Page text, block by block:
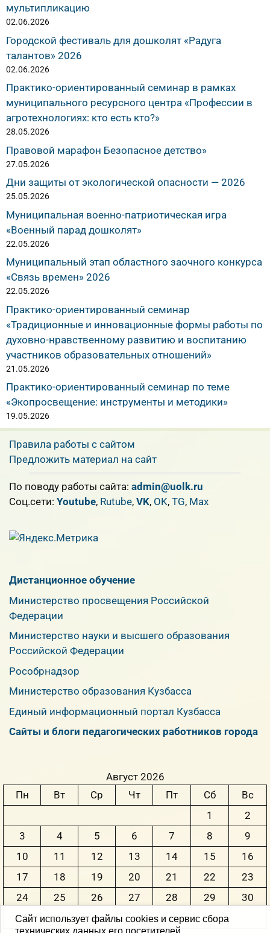
мультипликацию
02.06.2026
Городской фестиваль для дошколят «Радуга
талантов» 2026
02.06.2026
Практико-ориентированный семинар в рамках
муниципального ресурсного центра «Профессии в
агротехнологиях: кто есть кто?»
28.05.2026
Правовой марафон Безопасное детство»
27.05.2026
Дни защиты от экологической опасности — 2026
25.05.2026
Муниципальная военно-патриотическая игра
«Военный парад дошколят»
22.05.2026
Муниципальный этап областного заочного конкурса
«Связь времен» 2026
22.05.2026
Практико-ориентированный семинар
«Традиционные и инновационные формы работы по
духовно-нравственному развитию и воспитанию
участников образовательных отношений»
21.05.2026
Практико-ориентированный семинар по теме
«Экопросвещение: инструменты и методики»
19.05.2026
Правила работы с сайтом
Предложить материал на сайт
По поводу работы сайта: admin@uolk.ru
Cоц.сети: Youtube, Rutube, VK, OK, TG, Max
Дистанционное обучение
Министерство просвещения Российской
Федерации
Министерство науки и высшего образования
Российской Федерации
Рособрнадзор
Министерство образования Кузбасса
Единый информационный портал Кузбасса
Сайты и блоги педагогических работников города
Август 2026
Пн
Вт Ср Чт Пт Сб
Вс
1
2
3
4 5 6 7 8
9
10
11 12 13 14 15
16
17
18 19 20 21 22
23
24
25 26 27 28 29
30
31
Сайт использует файлы cookies и сервис сбора
технических данных его посетителей.